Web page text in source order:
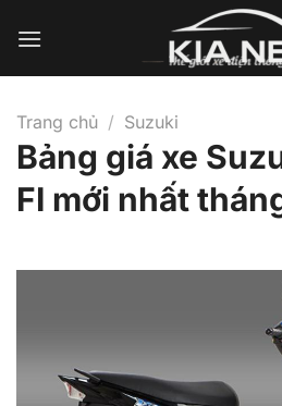
qua
Trang chủ / Suzuki
Bảng giá xe
FI mới nhất